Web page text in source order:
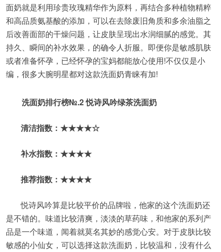
面奶就是利用珍贵玫瑰精华作为原料，再结合多种植物精粹
和高品质氨基酸的添加，可以在去除废旧角质和多余油脂之
后改善面部的干燥问题，让皮肤呈现出水润细腻的感觉。其
持久、瞬间的补水效果，的确令人折服。即便你是敏感肌肤
或者准备怀孕，已经怀孕的宝妈都能放心使用!不仅仅是小
编，很多大腕明星都对这款洗面奶青睐有加!
洗面奶排行榜№.2 悦诗风吟绿茶洗面奶
清洁指数：★★★★☆
补水指数：★★★★
推荐指数：★★★★
悦诗风吟算是比较平价的品牌啦，他家的这个洗面奶还
是不错的。味道比较清爽，淡淡的草药味，和他家的系列产
品是一个味道，闻着就莫名其妙的感觉心安。对于皮肤比较
敏感的小仙女，可以选择这款洗面奶，比较温和，没有什么